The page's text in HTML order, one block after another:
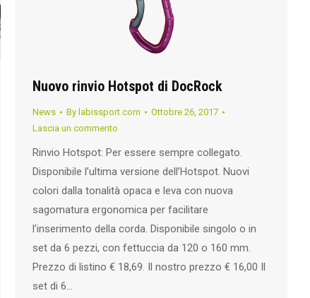
Nuovo rinvio Hotspot di DocRock
News By labissport.com
Ottobre 26, 2017
Lascia un commento
Rinvio Hotspot: Per essere sempre collegato.
Disponibile l’ultima versione dell’Hotspot. Nuovi
colori dalla tonalità opaca e leva con nuova
sagomatura ergonomica per facilitare
l’inserimento della corda. Disponibile singolo o in
set da 6 pezzi, con fettuccia da 120 o 160 mm.
Prezzo di listino € 18,69. Il nostro prezzo € 16,00 Il
set di 6…